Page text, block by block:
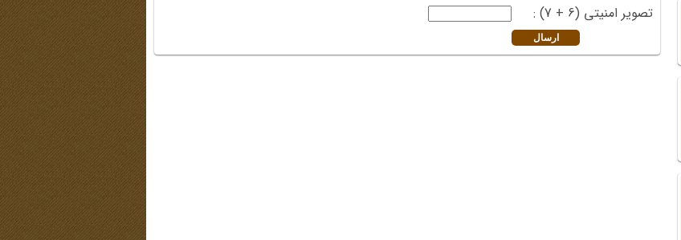
تصویر امنیتی (6 + 7) :